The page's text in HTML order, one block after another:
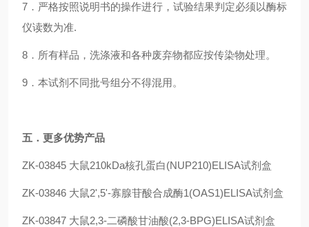
7．严格按照说明书的操作进行，试验结果判定必须以酶标
仪读数为准.
8．所有样品，洗涤液和各种废弃物都应按传染物处理。
9．本试剂不同批号组分不得混用。
五 ．更多优势产品
ZK-03845 大鼠210kDa核孔蛋白(NUP210)ELISA试剂盒
ZK-03846 大鼠2',5'-寡腺苷酸合成酶1(OAS1)ELISA试剂盒
ZK-03847 大鼠2,3-二磷酸甘油酸(2,3-BPG)ELISA试剂盒